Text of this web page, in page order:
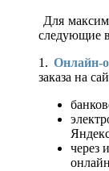
Для
следующие
1. Онлайн-
заказа на
через